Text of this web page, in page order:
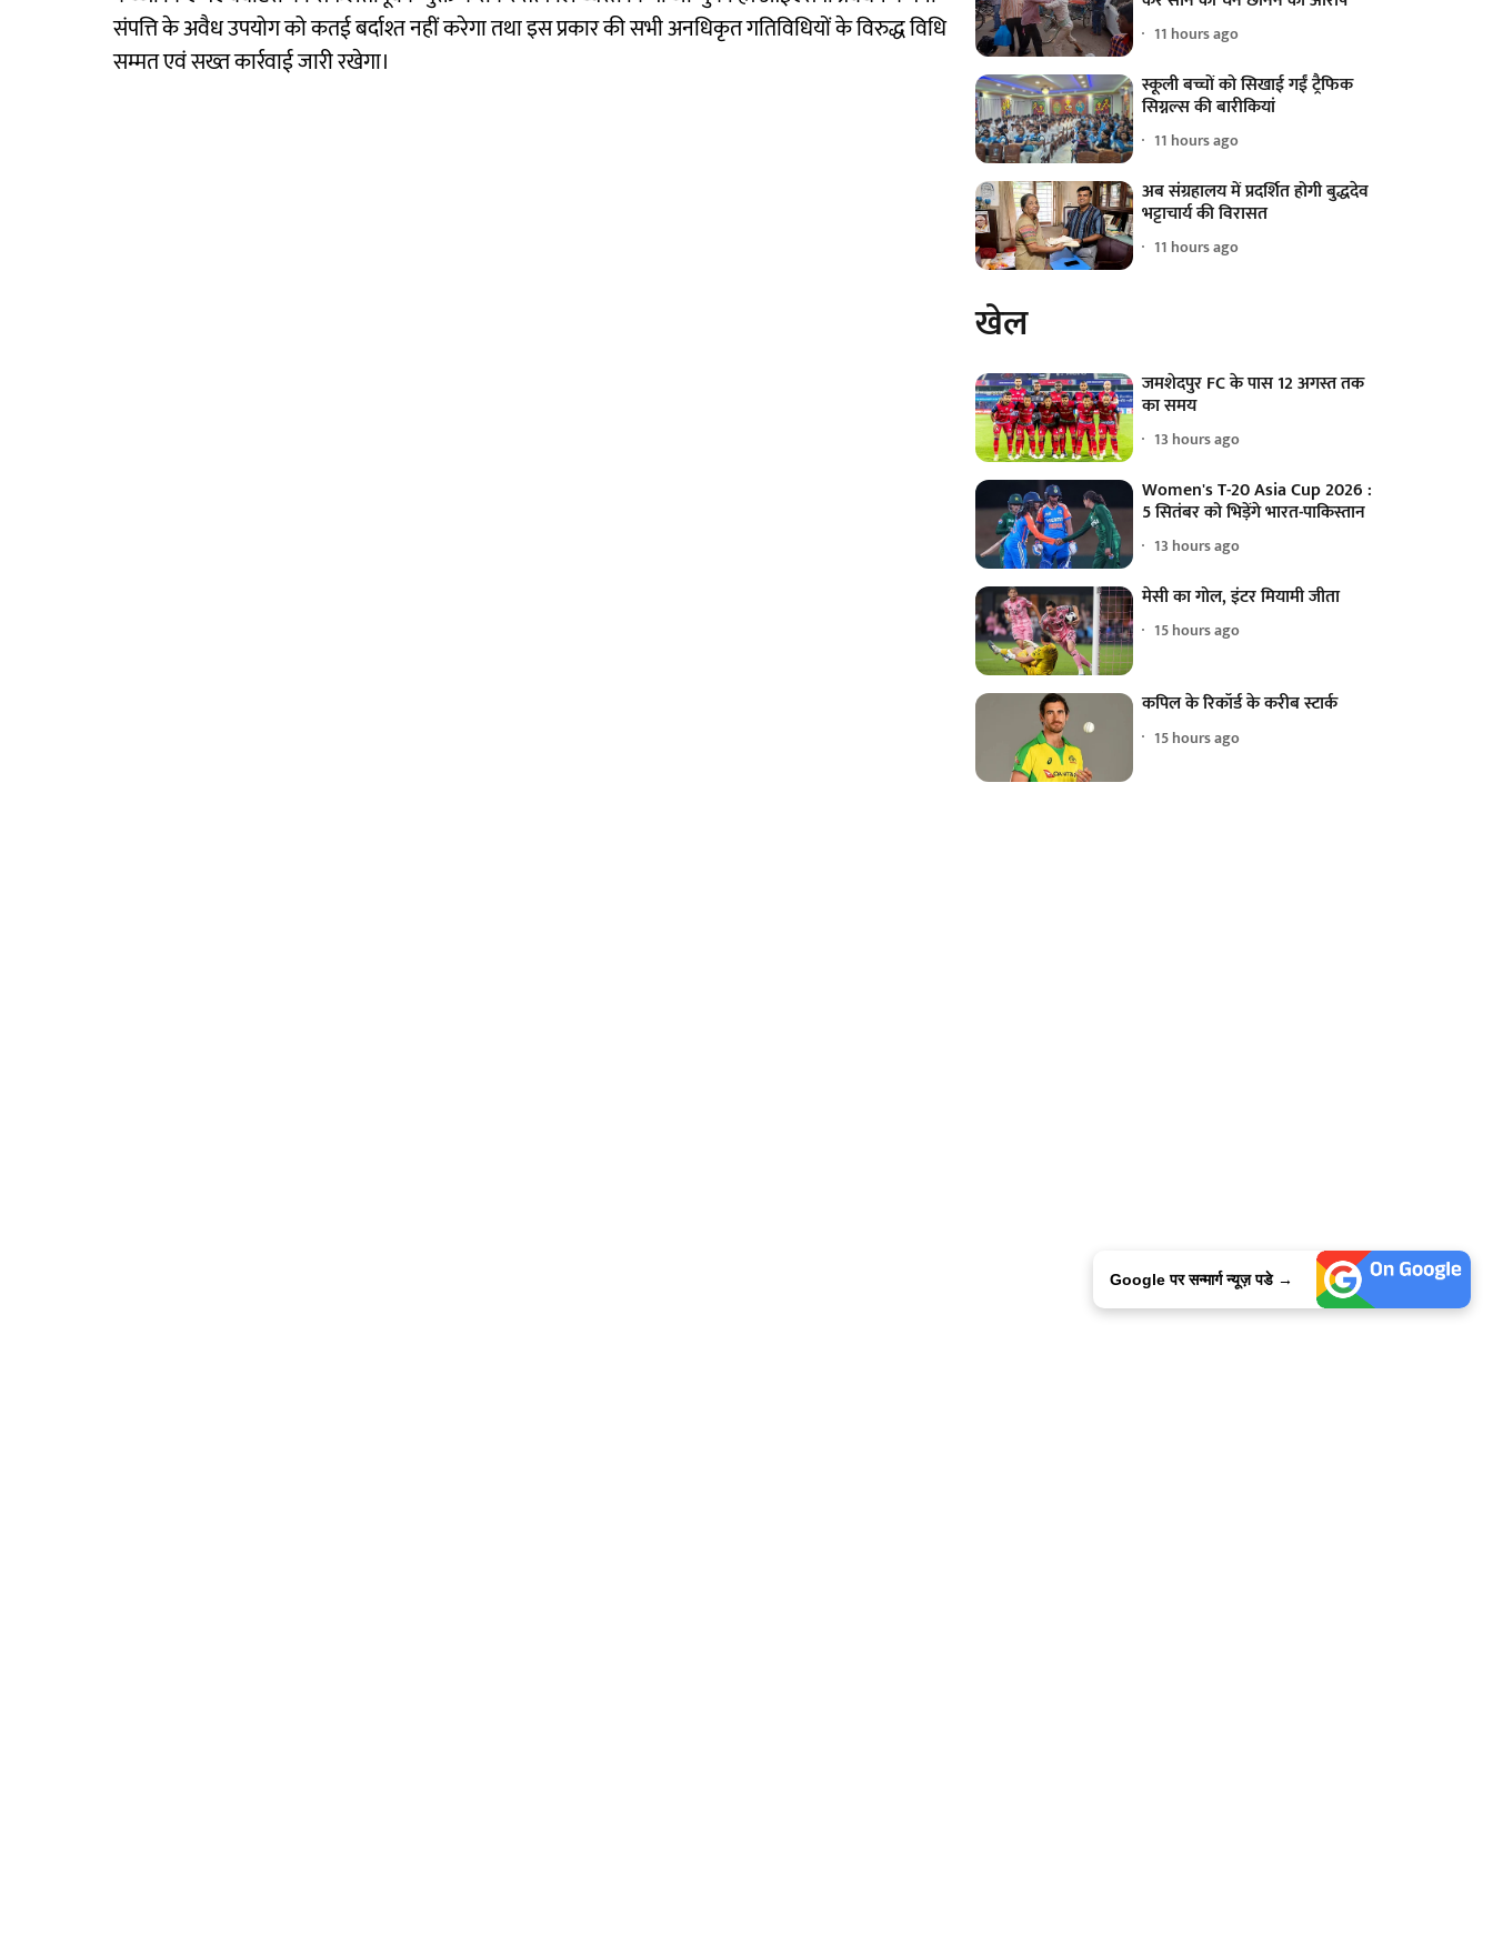
संपत्ति के अवैध उपयोग को कतई बर्दाश्त नहीं करेगा तथा इस प्रकार की सभी अनधिकृत गतिविधियों के विरुद्ध विधि
सम्मत एवं सख्त कार्रवाई जारी रखेगा।
11 hours ago
स्कूली बच्चों को सिखाई गईं ट्रैफिक
सिग्नल्स की बारीकियां
11 hours ago
अब संग्रहालय में प्रदर्शित होगी बुद्धदेव
भट्टाचार्य की विरासत
11 hours ago
खेल
जमशेदपुर FC के पास 12 अगस्त तक
का समय
13 hours ago
Women's T-20 Asia Cup 2026 :
5 सितंबर को भिड़ेंगे भारत-पाकिस्तान
13 hours ago
मेसी का गोल, इंटर मियामी जीता
15 hours ago
कपिल के रिकॉर्ड के करीब स्टार्क
15 hours ago
Google पर सन्मार्ग न्यूज़ पडे →